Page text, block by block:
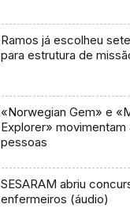
Ramos já escolheu
para estrutura de
«Norwegian Gem» e
Explorer» movimentam
pessoas
SESARAM abriu
enfermeiros (áudio)